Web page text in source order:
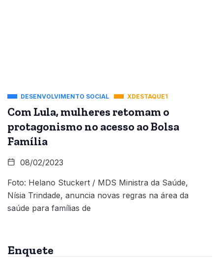
DESENVOLVIMENTO SOCIAL XDESTAQUE1
Com Lula, mulheres retomam o
protagonismo no acesso ao Bolsa
Família
08/02/2023
Foto: Helano Stuckert / MDS Ministra da Saúde,
Nísia Trindade, anuncia novas regras na área da
saúde para famílias de
Enquete